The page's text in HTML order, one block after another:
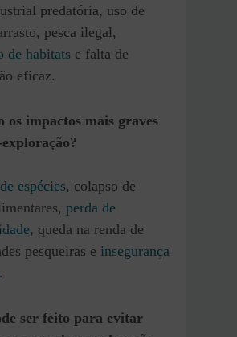
predatória, uso de
pesca ilegal,
de habitats e falta de
eficaz.
os impactos mais graves
espécies, colapso de
perda de
, queda na renda de
pesqueiras e insegurança
.
ser feito para evitar